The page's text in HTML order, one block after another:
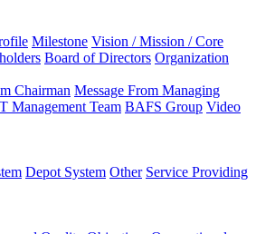
Milestone Vision / Mission / Core
Board of Directors Organization
Chairman Message From Managing
Management Team BAFS Group Video
Depot System Other Service Providing